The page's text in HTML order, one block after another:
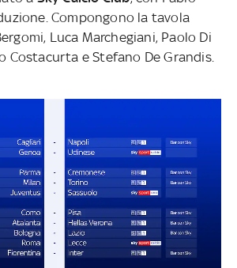
Compongono la tavola
Luca Marchegiani, Paolo Di
Costacurta e Stefano De Grandis.